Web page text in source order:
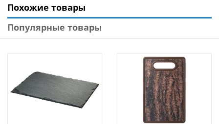
Похожие товары
Популярные товары